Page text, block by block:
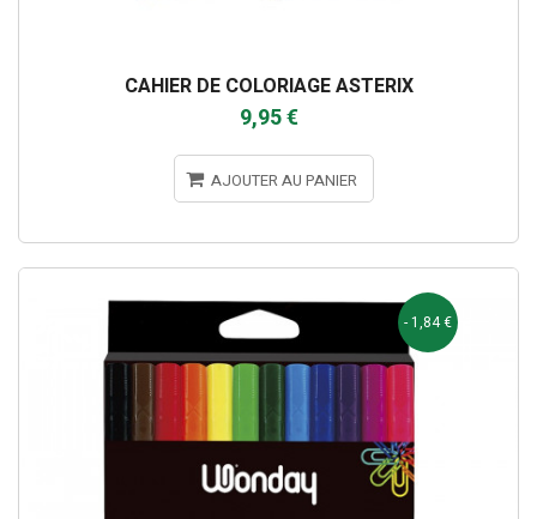
CAHIER DE COLORIAGE ASTERIX
9,95 €
AJOUTER AU PANIER
- 1,84 €